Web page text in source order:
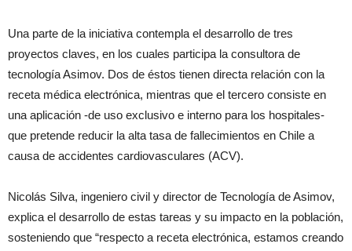
Una parte de la iniciativa contempla el desarrollo de tres
proyectos claves, en los cuales participa la consultora de
tecnología Asimov. Dos de éstos tienen directa relación con la
receta médica electrónica, mientras que el tercero consiste en
una aplicación -de uso exclusivo e interno para los hospitales-
que pretende reducir la alta tasa de fallecimientos en Chile a
causa de accidentes cardiovasculares (ACV).
Nicolás Silva, ingeniero civil y director de Tecnología de Asimov,
explica el desarrollo de estas tareas y su impacto en la población,
sosteniendo que “respecto a receta electrónica, estamos creando